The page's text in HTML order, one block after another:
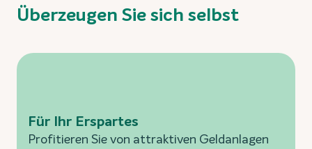
Überzeugen Sie sich selbst
Für Ihr Erspartes
Profitieren Sie von attraktiven Geldanlagen